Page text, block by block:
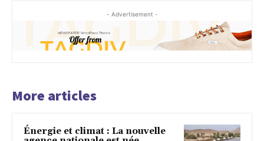
- Advertisement -
More articles
Énergie et climat : La nouvelle